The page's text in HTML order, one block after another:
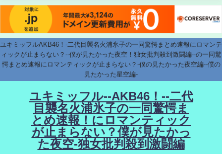
ユキミッフルAKB46！-二代目襲名火浦氷子の一同驚愕まとめ速報にロマンテ
ィックが止まらない？--僕が見たかった夜空！独女批判殺到激闘編--の一同驚
愕まとめ速報にロマンティックが止まらない？-僕の見たかった夜空編--僕の
見たかった星空編-
ユキミッフル--AKB46！--二代
目襲名火浦氷子の一同驚愕ま
とめ速報！にロマンティック
が止まらない？僕が見たかっ
た夜空-独女批判殺到激闘編